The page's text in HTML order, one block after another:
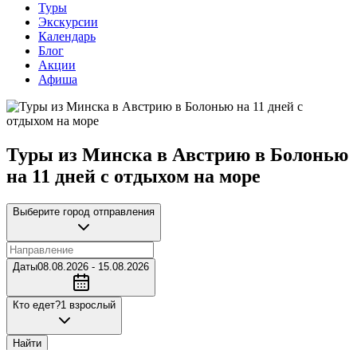
Туры
Экскурсии
Календарь
Блог
Акции
Афиша
Туры из Минска в Австрию в Болонью
на 11 дней с отдыхом на море
Выберите город отправления
Даты08.08.2026 - 15.08.2026
Кто едет?1 взрослый
Найти